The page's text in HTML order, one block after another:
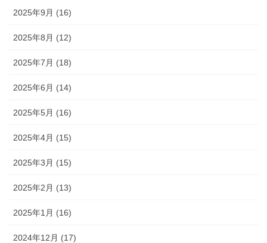
2025年9月 (16)
2025年8月 (12)
2025年7月 (18)
2025年6月 (14)
2025年5月 (16)
2025年4月 (15)
2025年3月 (15)
2025年2月 (13)
2025年1月 (16)
2024年12月 (17)